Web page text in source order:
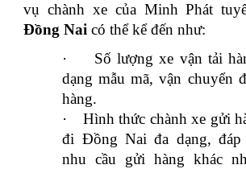
vụ chành xe của Minh Phát
Đồng Nai có thể kể đến như:
·
Số lượng xe vận tải
dạng mẫu mã, vận chuyển
hàng.
·
Hình thức chành xe gửi
đi Đồng Nai đa dạng, đáp
nhu cầu gửi hàng khác